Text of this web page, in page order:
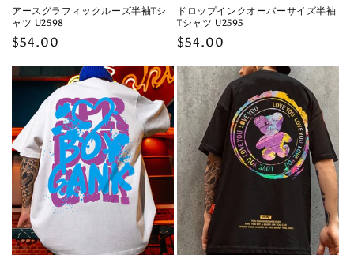
アースグラフィックルーズ半袖Tシ
ャツ U2598
Regular
$54.00
ドロップインクオーバーサイズ半袖
Tシャツ U2595
Regular
$54.00